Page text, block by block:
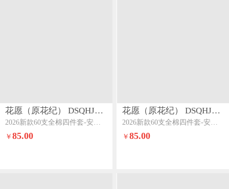
花愿（原花纪） DSQHJ910
2026新款60支全棉四件套-安娜安娜-丁香紫
￥85.00
花愿（原花纪） DSQHJ910
2026新款60支全棉四件套-安娜安娜-宾利蓝
￥ 85.00